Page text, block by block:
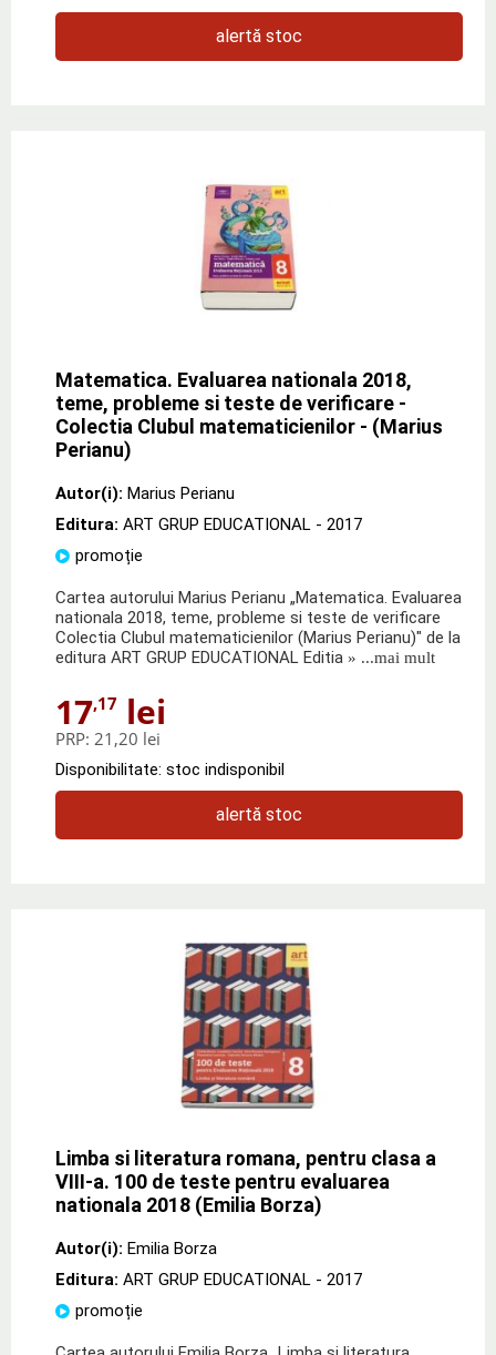
alertă stoc
Matematica. Evaluarea nationala 2018,
teme, probleme si teste de verificare -
Colectia Clubul matematicienilor - (Marius
Perianu)
Autor(i): Marius Perianu
Editura: ART GRUP EDUCATIONAL - 2017
promoție
Cartea autorului Marius Perianu „Matematica. Evaluarea
nationala 2018, teme, probleme si teste de verificare
Colectia Clubul matematicienilor (Marius Perianu)" de la
editura ART GRUP EDUCATIONAL Editia » ...mai mult
17,17 lei
PRP: 21,20 lei
Disponibilitate: stoc indisponibil
alertă stoc
Limba si literatura romana, pentru clasa a
VIII-a. 100 de teste pentru evaluarea
nationala 2018 (Emilia Borza)
Autor(i): Emilia Borza
Editura: ART GRUP EDUCATIONAL - 2017
promoție